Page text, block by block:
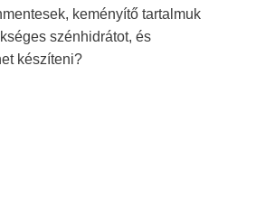
keményítő tartalmuk
szénhidrátot, és
készíteni?